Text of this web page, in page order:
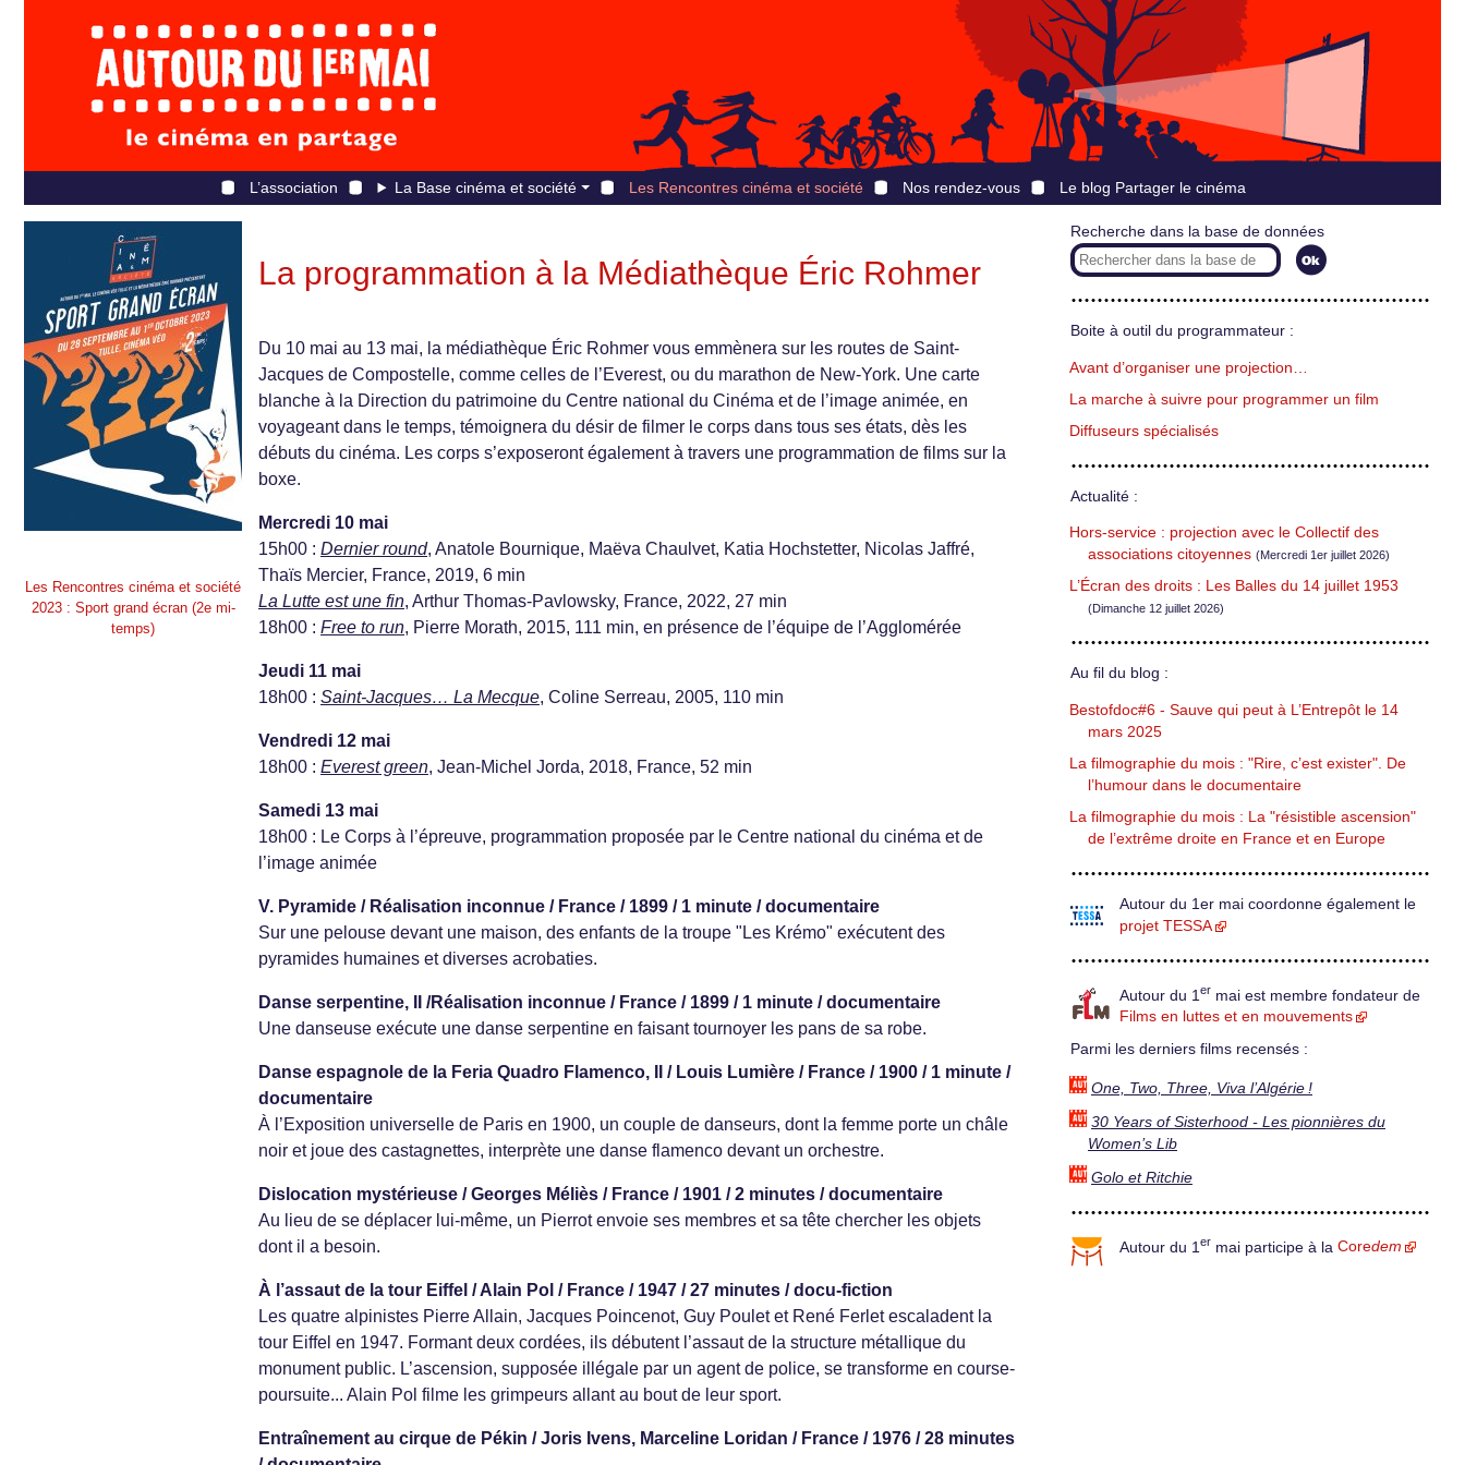
L’association La Base cinéma et société Les Rencontres cinéma et société Nos rendez-vous Le blog Partager le cinéma
Les Rencontres cinéma et société
2023 : Sport grand écran (2e mi-
temps)
La programmation à la Médiathèque Éric Rohmer
Du 10 mai au 13 mai, la médiathèque Éric Rohmer vous emmènera sur les routes de Saint-
Jacques de Compostelle, comme celles de l’Everest, ou du marathon de New-York. Une carte
blanche à la Direction du patrimoine du Centre national du Cinéma et de l’image animée, en
voyageant dans le temps, témoignera du désir de filmer le corps dans tous ses états, dès les
débuts du cinéma. Les corps s’exposeront également à travers une programmation de films sur la
boxe.
Mercredi 10 mai
15h00 : Dernier round, Anatole Bournique, Maëva Chaulvet, Katia Hochstetter, Nicolas Jaffré,
Thaïs Mercier, France, 2019, 6 min
La Lutte est une fin, Arthur Thomas-Pavlowsky, France, 2022, 27 min
18h00 : Free to run, Pierre Morath, 2015, 111 min, en présence de l’équipe de l’Agglomérée
Jeudi 11 mai
18h00 : Saint-Jacques… La Mecque, Coline Serreau, 2005, 110 min
Vendredi 12 mai
18h00 : Everest green, Jean-Michel Jorda, 2018, France, 52 min
Samedi 13 mai
18h00 : Le Corps à l’épreuve, programmation proposée par le Centre national du cinéma et de
l’image animée
V. Pyramide / Réalisation inconnue / France / 1899 / 1 minute / documentaire
Sur une pelouse devant une maison, des enfants de la troupe "Les Krémo" exécutent des
pyramides humaines et diverses acrobaties.
Danse serpentine, II /Réalisation inconnue / France / 1899 / 1 minute / documentaire
Une danseuse exécute une danse serpentine en faisant tournoyer les pans de sa robe.
Danse espagnole de la Feria Quadro Flamenco, II / Louis Lumière / France / 1900 / 1 minute /
documentaire
À l’Exposition universelle de Paris en 1900, un couple de danseurs, dont la femme porte un châle
noir et joue des castagnettes, interprète une danse flamenco devant un orchestre.
Dislocation mystérieuse / Georges Méliès / France / 1901 / 2 minutes / documentaire
Au lieu de se déplacer lui-même, un Pierrot envoie ses membres et sa tête chercher les objets
dont il a besoin.
À l’assaut de la tour Eiffel / Alain Pol / France / 1947 / 27 minutes / docu-fiction
Les quatre alpinistes Pierre Allain, Jacques Poincenot, Guy Poulet et René Ferlet escaladent la
tour Eiffel en 1947. Formant deux cordées, ils débutent l’assaut de la structure métallique du
monument public. L’ascension, supposée illégale par un agent de police, se transforme en course-
poursuite... Alain Pol filme les grimpeurs allant au bout de leur sport.
Entraînement au cirque de Pékin / Joris Ivens, Marceline Loridan / France / 1976 / 28 minutes
Recherche dans la base de données
Boite à outil du programmateur :
Avant d’organiser une projection…
La marche à suivre pour programmer un film
Diffuseurs spécialisés
Actualité :
Hors-service : projection avec le Collectif des
associations citoyennes (Mercredi 1er juillet 2026)
L’Écran des droits : Les Balles du 14 juillet 1953
(Dimanche 12 juillet 2026)
Au fil du blog :
Bestofdoc#6 - Sauve qui peut à L’Entrepôt le 14
mars 2025
La filmographie du mois : "Rire, c’est exister". De
l’humour dans le documentaire
La filmographie du mois : La "résistible ascension"
de l’extrême droite en France et en Europe
Autour du 1er mai coordonne également le
projet TESSA
Autour du 1 er mai est membre fondateur de
Films en luttes et en mouvements
Parmi les derniers films recensés :
One, Two, Three, Viva l’Algérie !
30 Years of Sisterhood - Les pionnières du
Women’s Lib
Golo et Ritchie
Autour du 1 er mai participe à la Coredem